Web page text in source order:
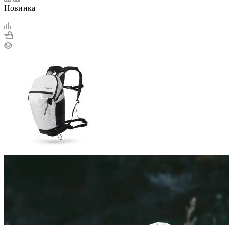
Новинка